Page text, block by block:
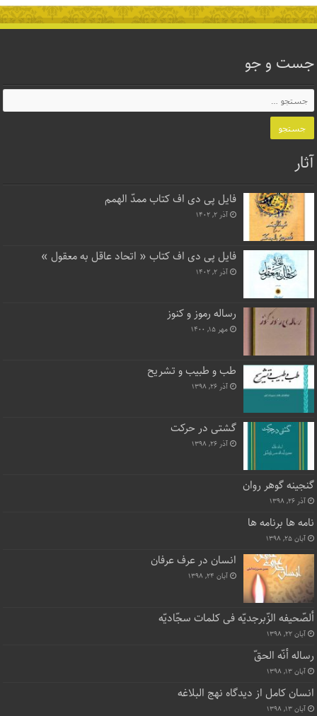
جست و جو
آثار
فایل پی دی اف کتاب ممدّ الهمم
آذر ۲, ۱۴۰۲
فایل پی دی اف کتاب « اتحاد عاقل به معقول »
آذر ۲, ۱۴۰۲
رساله رموز و کنوز
مهر ۱۵, ۱۴۰۰
طب و طبیب و تشریح
آذر ۲۶, ۱۳۹۸
گشتی در حرکت
آذر ۲۶, ۱۳۹۸
گنجینه گوهر روان
آذر ۲۶, ۱۳۹۸
نامه ها برنامه ها
آبان ۲۵, ۱۳۹۸
انسان در عرف عرفان
آبان ۲۴, ۱۳۹۸
ألصّحیفه الزّبرجدیّه فی کلمات سجّادیّه
آبان ۲۲, ۱۳۹۸
رساله أنّه الحقّ
آبان ۱۳, ۱۳۹۸
انسان کامل از دیدگاه نهج البلاغه
آبان ۱۳, ۱۳۹۸